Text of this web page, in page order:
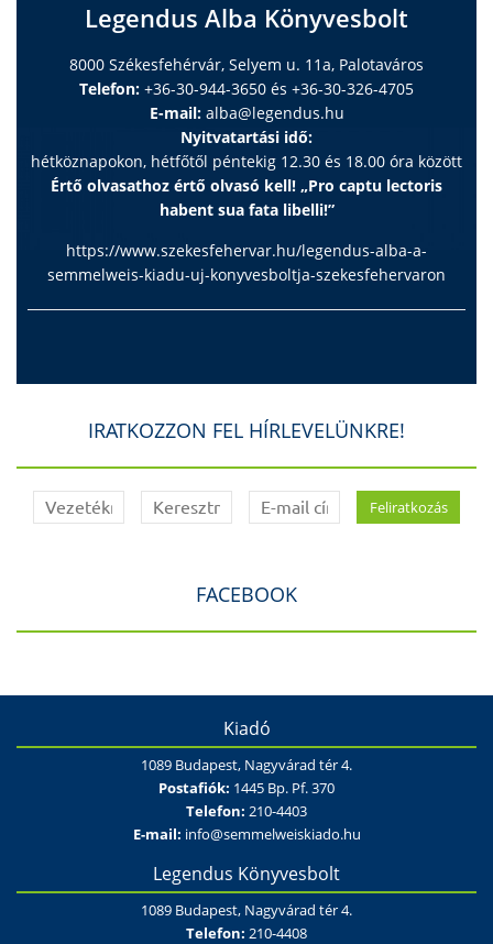
Legendus Alba Könyvesbolt
8000 Székesfehérvár, Selyem u. 11a, Palotaváros
Telefon: +36-30-944-3650 és +36-30-326-4705
E-mail: alba@legendus.hu
Nyitvatartási idő:
hétköznapokon, hétfőtől péntekig 12.30 és 18.00 óra között
Értő olvasathoz értő olvasó kell! „Pro captu lectoris
habent sua fata libelli!”
https://www.szekesfehervar.hu/legendus-alba-a-
semmelweis-kiadu-uj-konyvesboltja-szekesfehervaron
IRATKOZZON FEL HÍRLEVELÜNKRE!
FACEBOOK
Kiadó
1089 Budapest, Nagyvárad tér 4.
Postafiók: 1445 Bp. Pf. 370
Telefon: 210-4403
E-mail: info@semmelweiskiado.hu
Legendus Könyvesbolt
1089 Budapest, Nagyvárad tér 4.
Telefon: 210-4408